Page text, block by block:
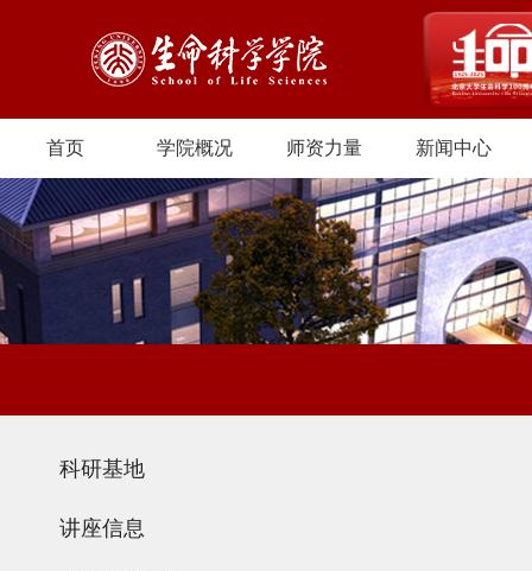
首页 学院概况 师资力量 新闻中心
科研基地
讲座信息